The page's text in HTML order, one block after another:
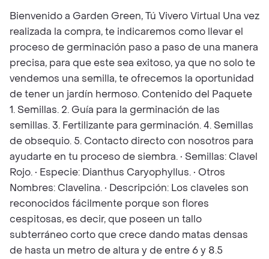
Bienvenido a Garden Green, Tú Vivero Virtual Una vez
realizada la compra, te indicaremos como llevar el
proceso de germinación paso a paso de una manera
precisa, para que este sea exitoso, ya que no solo te
vendemos una semilla, te ofrecemos la oportunidad
de tener un jardín hermoso. Contenido del Paquete
1. Semillas. 2. Guía para la germinación de las
semillas. 3. Fertilizante para germinación. 4. Semillas
de obsequio. 5. Contacto directo con nosotros para
ayudarte en tu proceso de siembra. • Semillas: Clavel
Rojo. • Especie: Dianthus Caryophyllus. • Otros
Nombres: Clavelina. • Descripción: Los claveles son
reconocidos fácilmente porque son flores
cespitosas, es decir, que poseen un tallo
subterráneo corto que crece dando matas densas
de hasta un metro de altura y de entre 6 y 8.5